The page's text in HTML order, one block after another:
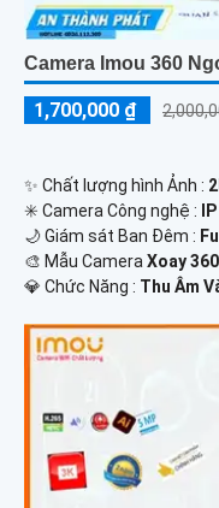
Camera Imou 360
1,700,000 ₫
✨ Chất lượng hình Ảnh :
✳️ Camera Công nghệ :
🌙 Giám sát Ban Đêm :
🎨 Mẫu Camera Xoay
️💎 Chức Năng : Thu Âm